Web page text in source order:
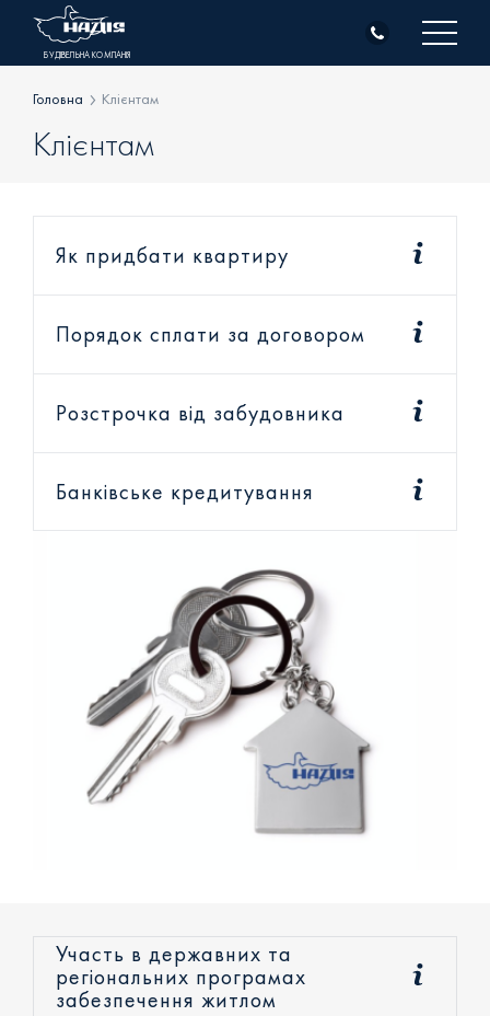
contentБУДІВЕЛЬНА КОМПАНІЯ
Про компанію
Всі об’єкти
Клієнтам
Контакти
Головна Клієнтам
Клієнтам
Як придбати квартиру
Порядок сплати за договором
Розстрочка від забудовника
Банківське кредитування
Участь в державних та
регіональних програмах
забезпечення житлом